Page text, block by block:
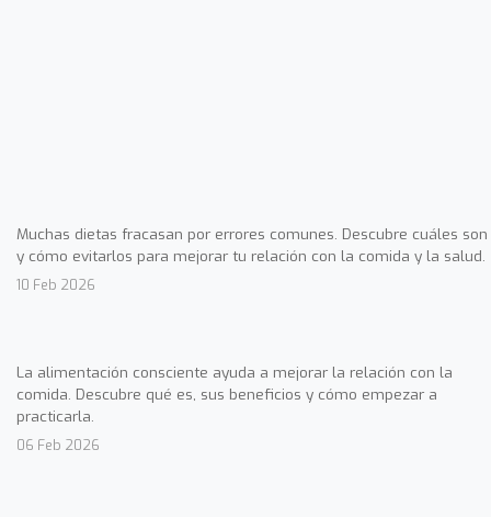
Muchas dietas fracasan por errores comunes. Descubre cuáles son
y cómo evitarlos para mejorar tu relación con la comida y la salud.
10 Feb 2026
La alimentación consciente ayuda a mejorar la relación con la
comida. Descubre qué es, sus beneficios y cómo empezar a
practicarla.
06 Feb 2026